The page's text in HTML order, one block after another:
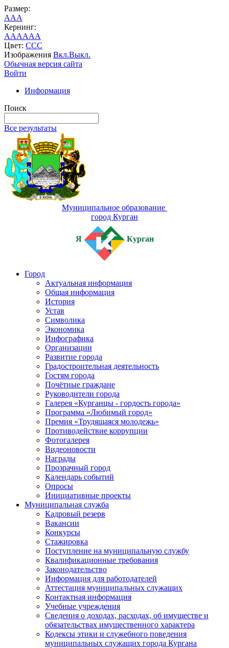
Размер:
AAA
Кернинг:
AAAAAA
Цвет: CCC
Изображения Вкл.Выкл.
Обычная версия сайта
Войти
Информация
Поиск
Все результаты
Муниципальное образование
город Курган
Я Курган
Город
Актуальная информация
Общая информация
История
Устав
Символика
Экономика
Инфографика
Организации
Развитие города
Градостроительная деятельность
Гостям города
Почётные граждане
Руководители города
Галерея «Курганцы - гордость города»
Программа «Любимый город»
Премия «Трудящаяся молодежь»
Противодействие коррупции
Фотогалерея
Видеоновости
Награды
Прозрачный город
Календарь событий
Опросы
Инициативные проекты
Муниципальная служба
Кадровый резерв
Вакансии
Конкурсы
Стажировка
Поступление на муниципальную службу
Квалификационные требования
Законодательство
Информация для работодателей
Аттестация муниципальных служащих
Контактная информация
Учебные учреждения
Сведения о доходах, расходах, об имуществе и
обязательствах имущественного характера
Кодексы этики и служебного поведения
муниципальных служащих города Кургана